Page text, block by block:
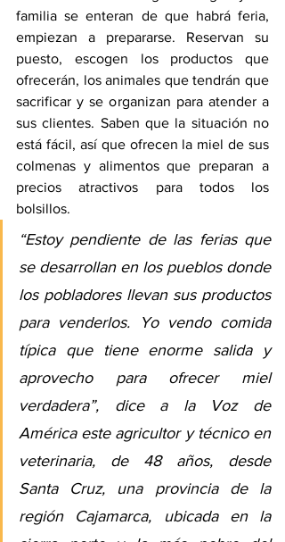
familia se enteran de que habrá feria,
empiezan a prepararse. Reservan su
puesto, escogen los productos que
ofrecerán, los animales que tendrán que
sacrificar y se organizan para atender a
sus clientes. Saben que la situación no
está fácil, así que ofrecen la miel de sus
colmenas y alimentos que preparan a
precios atractivos para todos los
bolsillos.
“Estoy pendiente de las ferias que
se desarrollan en los pueblos donde
los pobladores llevan sus productos
para venderlos. Yo vendo comida
típica que tiene enorme salida y
aprovecho para ofrecer miel
verdadera”, dice a la Voz de
América este agricultor y técnico en
veterinaria, de 48 años, desde
Santa Cruz, una provincia de la
región Cajamarca, ubicada en la